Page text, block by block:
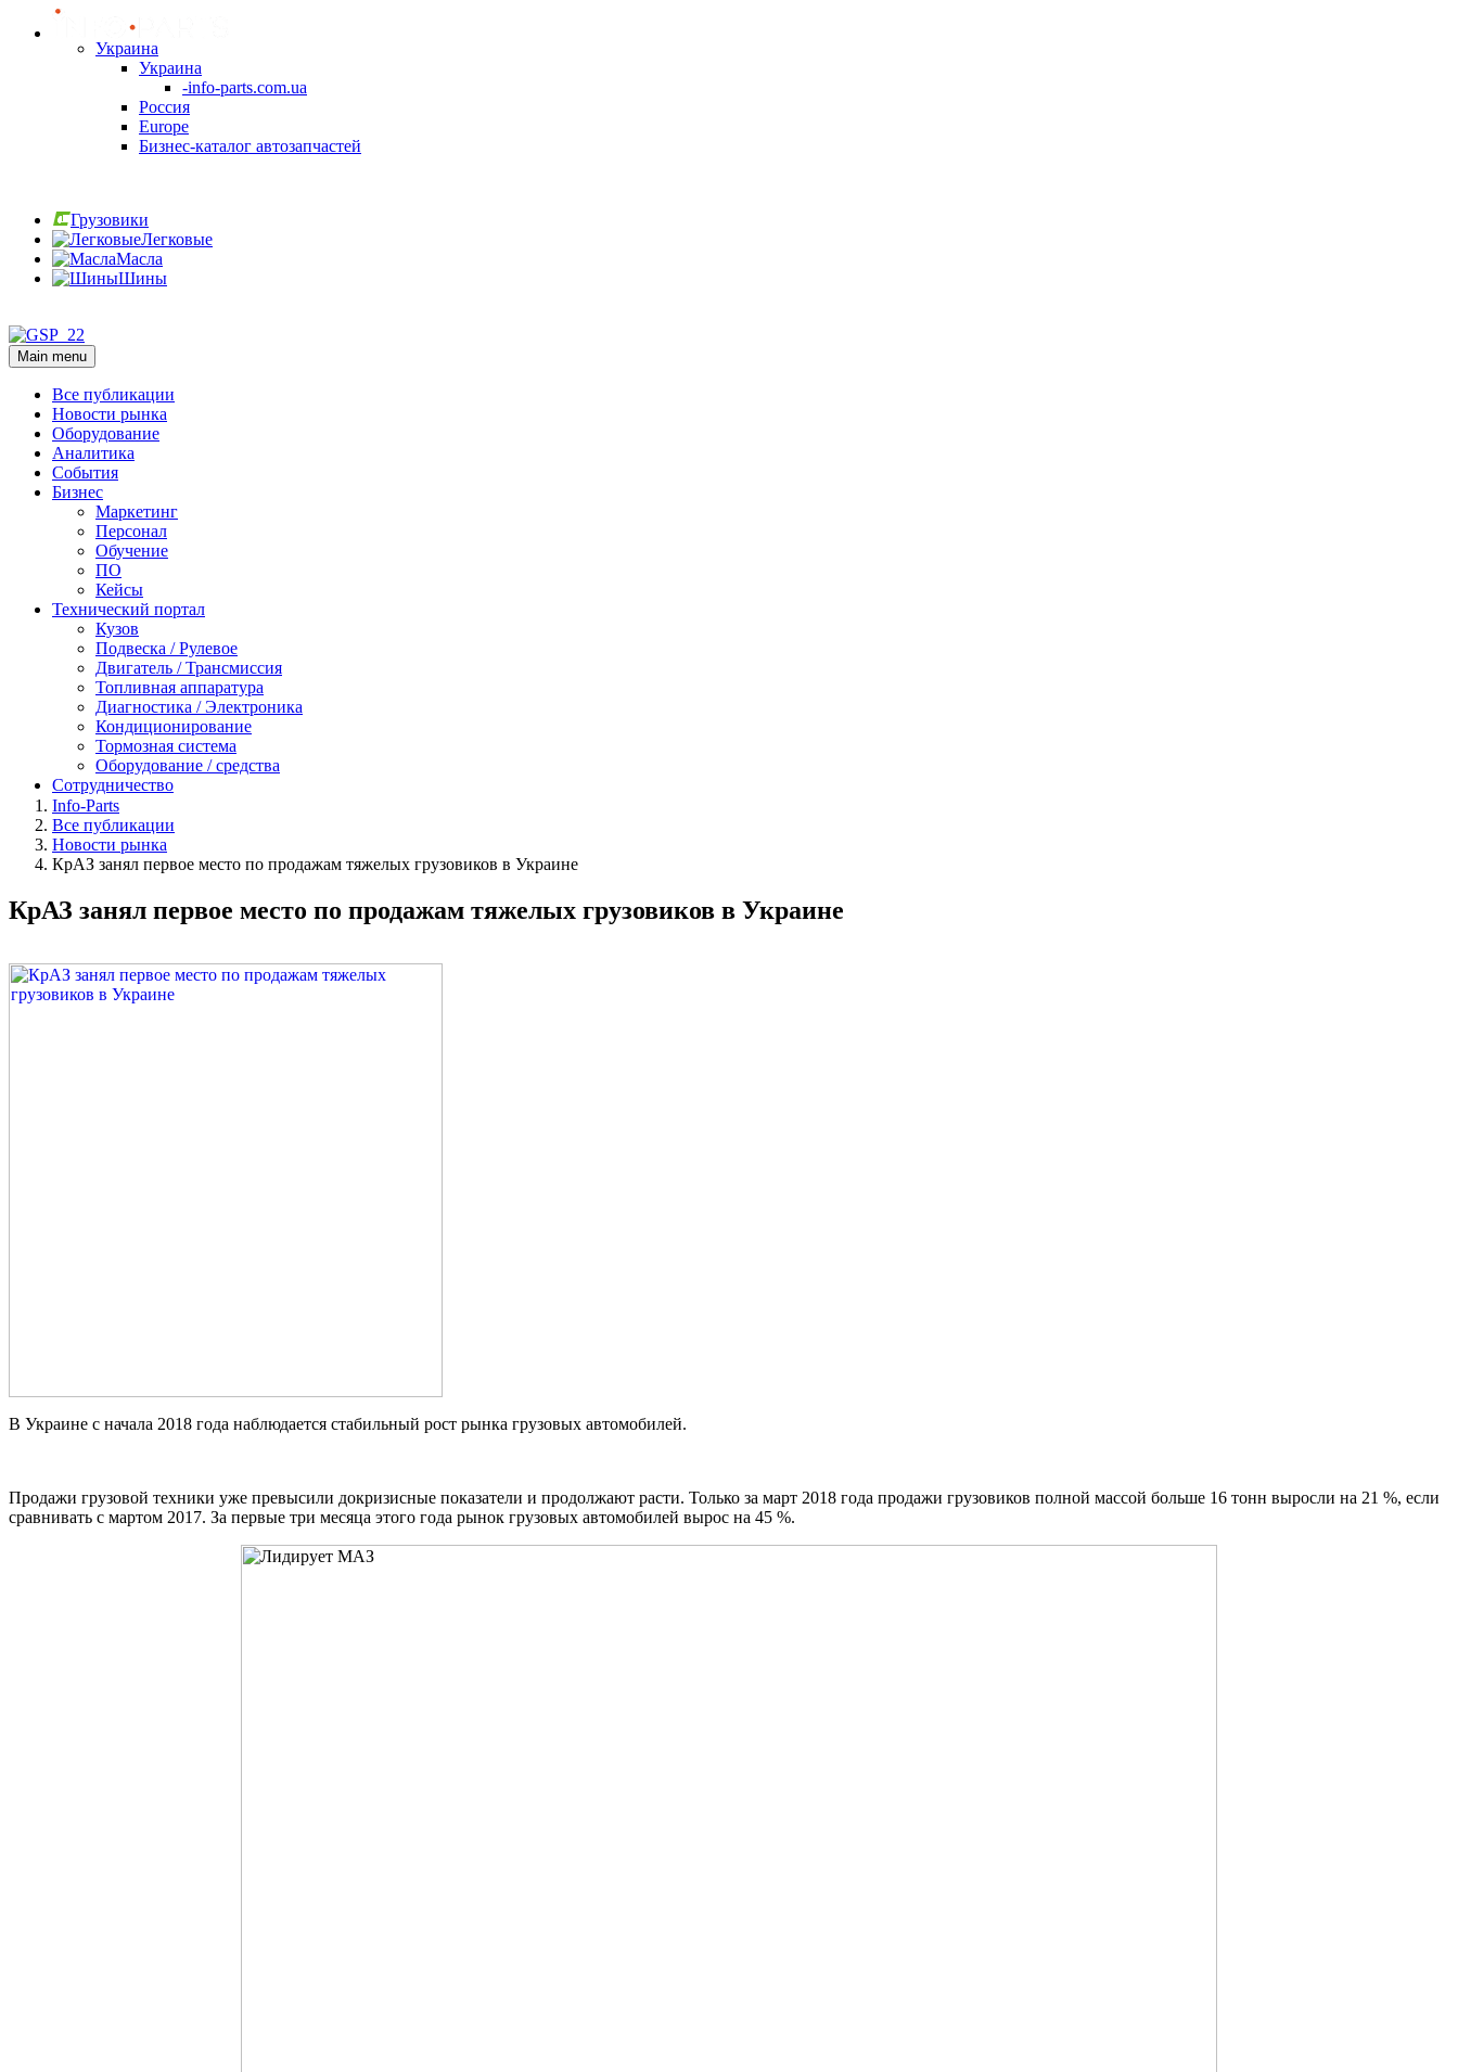
Украина
Украина
-info-parts.com.ua
Россия
Europe
Бизнес-каталог автозапчастей
Грузовики
Легковые
Масла
Шины
Main menu
Все публикации
Новости рынка
Оборудование
Аналитика
События
Бизнес
Маркетинг
Персонал
Обучение
ПО
Кейсы
Технический портал
Кузов
Подвеска / Рулевое
Двигатель / Трансмиссия
Топливная аппаратура
Диагностика / Электроника
Кондиционирование
Тормозная система
Оборудование / средства
Сотрудничество
Info-Parts
Все публикации
Новости рынка
КрАЗ занял первое место по продажам тяжелых грузовиков в Украине
КрАЗ занял первое место по продажам тяжелых грузовиков в Украине
В Украине с начала 2018 года наблюдается стабильный рост рынка грузовых автомобилей.
Продажи грузовой техники уже превысили докризисные показатели и продолжают расти. Только за март 2018 года продажи грузовиков полной массой больше 16 тонн выросли на 21 %, если
сравнивать с мартом 2017. За первые три месяца этого года рынок грузовых автомобилей вырос на 45 %.